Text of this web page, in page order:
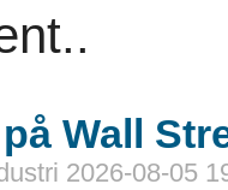
Wall
2026-08-05